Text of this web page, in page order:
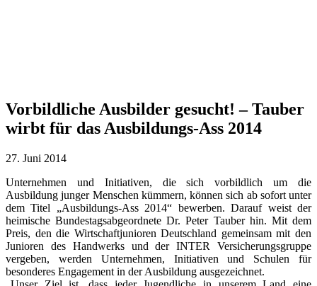
Vorbildliche Ausbilder gesucht! – Tauber
wirbt für das Ausbildungs-Ass 2014
27. Juni 2014
Unternehmen und Initiativen, die sich vorbildlich um die
Ausbildung junger Menschen kümmern, können sich ab sofort unter
dem Titel „Ausbildungs-Ass 2014“ bewerben. Darauf weist der
heimische Bundestagsabgeordnete Dr. Peter Tauber hin. Mit dem
Preis, den die Wirtschaftjunioren Deutschland gemeinsam mit den
Junioren des Handwerks und der INTER Versicherungsgruppe
vergeben, werden Unternehmen, Initiativen und Schulen für
besonderes Engagement in der Ausbildung ausgezeichnet.